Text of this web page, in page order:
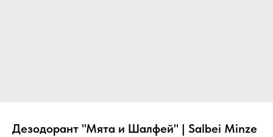
Дезодорант "Мята и Шалфей" | Salbei Minze